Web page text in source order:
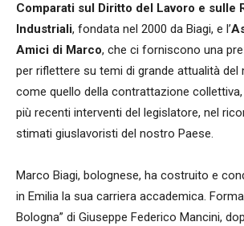
Comparati sul Diritto del Lavoro e sulle
Industriali, fondata nel 2000 da Biagi, e l’
Amici di Marco, che ci forniscono una
per riflettere su temi di grande attualità del
come quello della contrattazione collettiva,
più recenti interventi del legislatore, nel
stimati giuslavoristi del nostro Paese.
Marco Biagi, bolognese, ha costruito e
in Emilia la sua carriera accademica.
Bologna” di Giuseppe Federico Mancini,